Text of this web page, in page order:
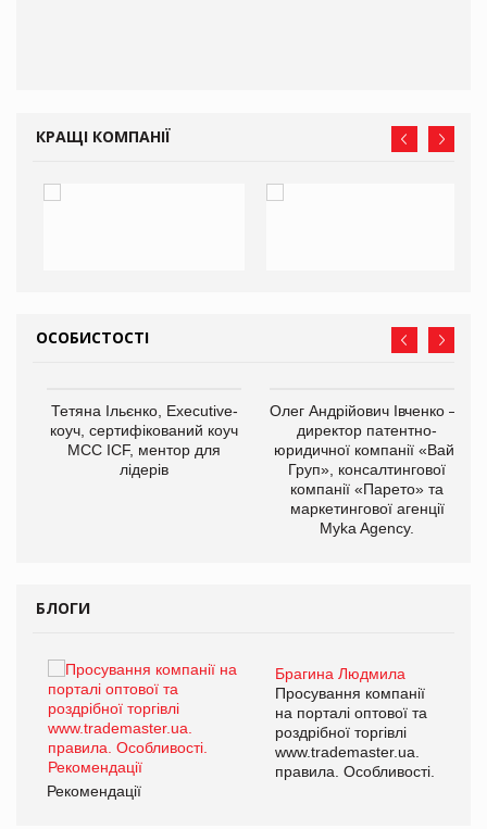
КРАЩІ КОМПАНІЇ
ОСОБИСТОСТІ
Тетяна Ільєнко, Executive-
коуч, сертифікований коуч
МСС ICF, ментор для
лідерів
Олег Андрійович Івченко —
директор патентно-
юридичної компанії «Вайз
Груп», консалтингової
компанії «Парето» та
маркетингової агенції
Myka Agency.
БЛОГИ
Брагина Людмила
Просування компанії
на порталі оптової та
роздрібної торгівлі
www.trademaster.ua.
правила. Особливості.
Рекомендації